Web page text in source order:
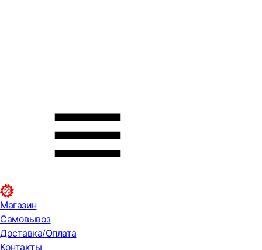
Магазин
Самовывоз
Доставка/Оплата
Контакты